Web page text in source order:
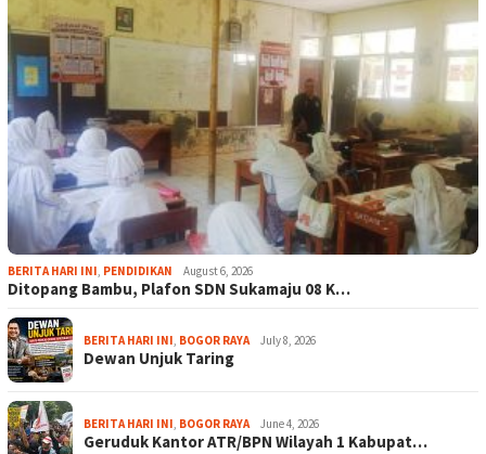
BERITA HARI INI, PENDIDIKAN August 6, 2026
Ditopang Bambu, Plafon SDN Sukamaju 08 K…
BERITA HARI INI, BOGOR RAYA July 8, 2026
Dewan Unjuk Taring
BERITA HARI INI, BOGOR RAYA June 4, 2026
Geruduk Kantor ATR/BPN Wilayah 1 Kabupat…